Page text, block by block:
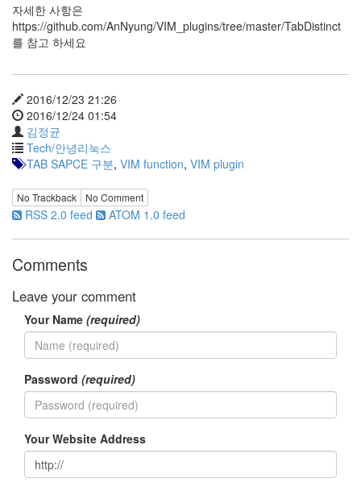
자세한 사항은
https://github.com/AnNyung/VIM_plugins/tree/master/TabDistinct
를 참고 하세요
2016/12/23 21:26
2016/12/24 01:54
김정균
Tech/안녕리눅스
TAB SAPCE 구분, VIM function, VIM plugin
No Trackback No Comment
RSS 2.0 feed ATOM 1.0 feed
Comments
Leave your comment
Your Name (required)
Password (required)
Your Website Address